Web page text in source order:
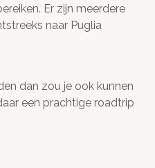
Er zijn meerdere
naar Puglia
dan zou je ook kunnen
een prachtige roadtrip